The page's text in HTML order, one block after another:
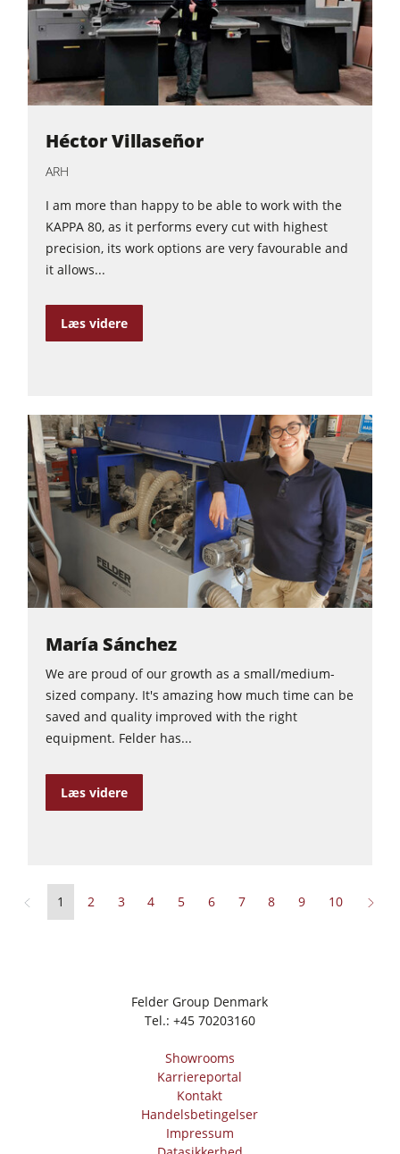
Héctor Villaseñor
ARH
I am more than happy to be able to work with the
KAPPA 80, as it performs every cut with highest
precision, its work options are very favourable and
it allows...
Læs videre
María Sánchez
We are proud of our growth as a small/medium-
sized company. It's amazing how much time can be
saved and quality improved with the right
equipment. Felder has...
Læs videre
1 2 3 4 5 6 7 8 9 10
Felder Group Denmark
Tel.: +45 70203160
Showrooms
Karriereportal
Kontakt
Handelsbetingelser
Impressum